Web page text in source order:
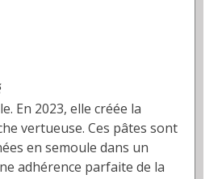
En 2023, elle créée la
vertueuse. Ces pâtes sont
en semoule dans un
adhérence parfaite de la